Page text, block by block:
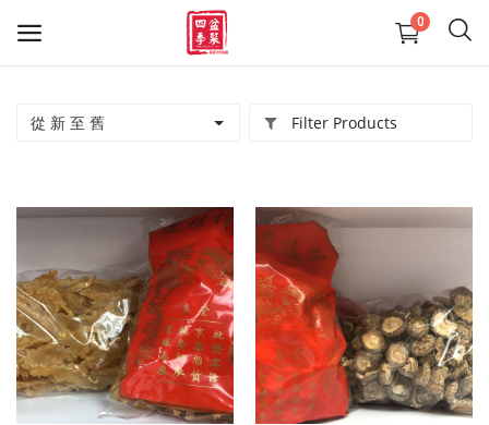
0
精選盆菜
大型盆菜活動咨詢 熱線24411436
Reservation on large-scale Poon
Choi Party
我的最愛
從 新 至 舊 Filter Products